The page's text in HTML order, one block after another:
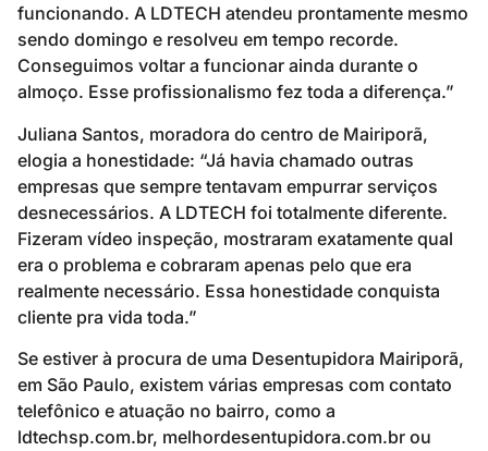
funcionando. A LDTECH atendeu prontamente mesmo
sendo domingo e resolveu em tempo recorde.
Conseguimos voltar a funcionar ainda durante o
almoço. Esse profissionalismo fez toda a diferença.”
Juliana Santos, moradora do centro de Mairiporã,
elogia a honestidade: “Já havia chamado outras
empresas que sempre tentavam empurrar serviços
desnecessários. A LDTECH foi totalmente diferente.
Fizeram vídeo inspeção, mostraram exatamente qual
era o problema e cobraram apenas pelo que era
realmente necessário. Essa honestidade conquista
cliente pra vida toda.”
Se estiver à procura de uma Desentupidora Mairiporã,
em São Paulo, existem várias empresas com contato
telefônico e atuação no bairro, como a
ldtechsp.com.br, melhordesentupidora.com.br ou